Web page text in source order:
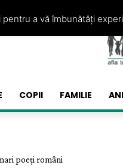
COPII FAMILIE
poeți români
a vă îmbunătăți